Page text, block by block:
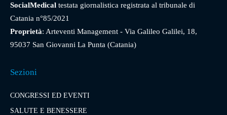
SocialMedical testata giornalistica registrata al tribunale di
Catania n°85/2021
Proprietà: Arteventi Management - Via Galileo Galilei, 18,
95037 San Giovanni La Punta (Catania)
Sezioni
CONGRESSI ED EVENTI
SALUTE E BENESSERE